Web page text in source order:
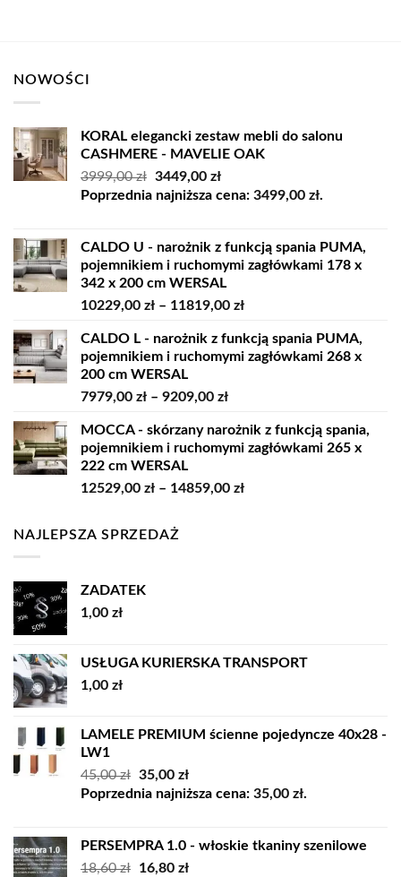
NOWOŚCI
KORAL elegancki zestaw mebli do salonu
CASHMERE - MAVELIE OAK
3999,00zł Pierwotna
cena
3449,00 złAktualna
cena
Poprzednia najniższa cena: 3499,00 zł.
CALDO U - narożnik z funkcją spania PUMA,
pojemnikiem i ruchomymi zagłówkami 178 x
342 x 200 cm WERSAL
10229,00 zł – 11819,00 złZakres
od
10229,00 zł
CALDO L - narożnik z funkcją spania PUMA,
pojemnikiem i ruchomymi zagłówkami 268 x
200 cm WERSAL
7979,00 zł – 9209,00 złZakres
od
7979,00 zł
9209,00 zł
MOCCA - skórzany narożnik z funkcją spania,
pojemnikiem i ruchomymi zagłówkami 265 x
222 cm WERSAL
12529,00 zł – 14859,00 złZakres
NAJLEPSZA SPRZEDAŻ
ZADATEK
1,00 zł
USŁUGA KURIERSKA TRANSPORT
1,00 zł
LAMELE PREMIUM ścienne pojedyncze 40x28 -
LW1
45,00zł Pierwotna
cena
35,00 złAktualna
cena
Poprzednia najniższa cena: 35,00 zł.
PERSEMPRA 1.0 - włoskie tkaniny szenilowe
18,60zł
Pierwotna
16,80 złAktualna